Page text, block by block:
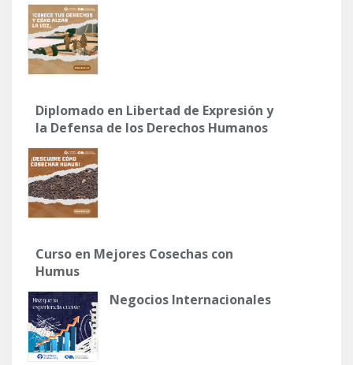
Diplomado en Libertad de Expresión y
la Defensa de los Derechos Humanos
Curso en Mejores Cosechas con
Humus
Negocios Internacionales